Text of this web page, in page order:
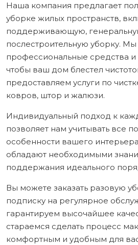
Наша компания предлагает
уборке жилых пространств,
поддерживающую,
послестроительную уборку. Мы
профессиональные средства
чтобы ваш дом блестел
предоставляем услуги по
ковров, штор и жалюзи.
Индивидуальный подход к
позволяет нам учитывать все
особенности вашего
обладают необходимыми
поддержания идеального
Вы можете заказать разовую
подписку на регулярное
гарантируем высочайшее
стараемся сделать процесс
комфортным и удобным для